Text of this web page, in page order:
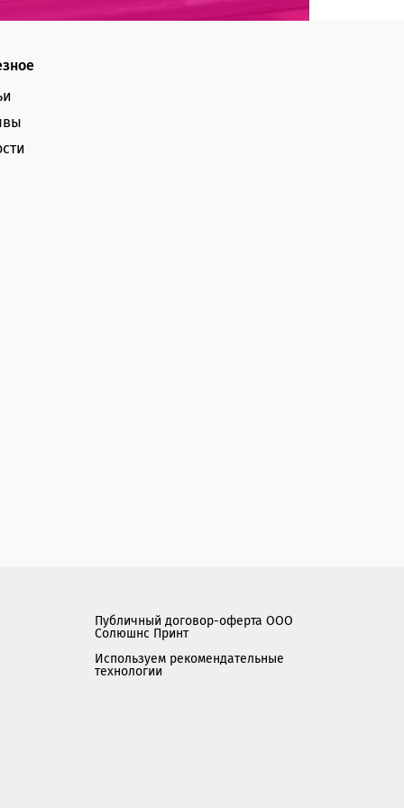
Публичный договор-оферта ООО
Солюшнс Принт
Используем рекомендательные
технологии